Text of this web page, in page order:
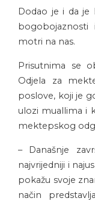
Dodao je i da je
bogobojaznosti
motri na nas.
Prisutnima se
Odjela za
poslove, koji je
ulozi muallima i
mektepskog
– Današnje
najvrijedniji i
pokažu svoje
način